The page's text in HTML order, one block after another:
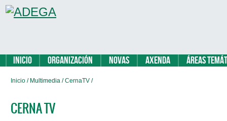
Inicio Organización Novas Axenda Áreas
Inicio / Multimedia /CernaTV /
CERNA TV